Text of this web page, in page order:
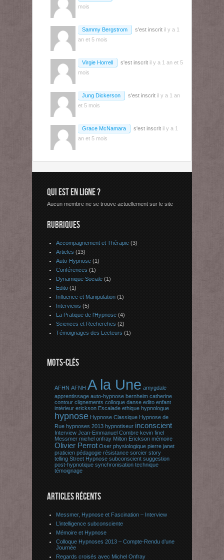
mois
Sammy Bergstrom s'est inscrit il y a 1
an et 5 mois
Virgie Horrell s'est inscrit il y a 1 an et 5
mois
Jung Dickerson s'est inscrit il y a 1 an
et 5 mois
Grace McNamara s'est inscrit il y a 1
an et 5 mois
QUI EST EN LIGNE ?
Aucun membre ne se trouve actuellement sur le site
RUBRIQUES
Accompagnement et Thérapie (3)
Articles (13)
Auto-Hypnose (1)
Conférences (1)
Dynamique Sociale (1)
Edito (1)
Influence et Manipulation (1)
Interviews (5)
La Pratique de l'Hypnose (4)
Sciences et Recherches (2)
Témoignages des Lecteurs (1)
MOTS-CLÉS
AFHN AFNH A la Une amygdale
apprentissage auto-hypnose bernheim catherine
contour clignements colloque danse edito enfant
intérieur erickson Escalade ethique hypnologue
hypnose Hypnose Classique Hypnose de
Rue hypnoses 2013 hypnotiseur inconscient
Interview Jean-Emmanuel Combre kevin finel
Messmer michel onfray Milton Erickson mémoire
Olivier Perrot Oser physiologique pierre janet
praticien pédagogie résistance sorcier story
telling Street Hypnose subconscient suggestion
post-hypnotique synchronisation technique
témoignage
ARTICLES RÉCENTS
Messmer, Hypnose et Fascination – Interview
L’intelligence subconsciente
Mémoire et Hypnose
Colloque Hypnoses 2013 – Compte-Rendu d’une
Journée
Regards croisés avec Michel Onfray